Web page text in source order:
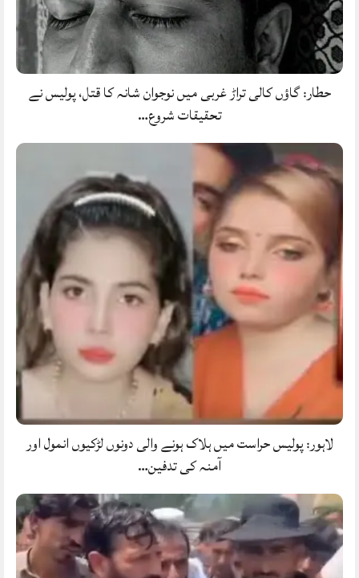
حطار: گاؤں کالی تراڑ غربی میں نوجوان شانہ کا قتل، پولیس نے
تحقیقات شروع…
لاہور: پولیس حراست میں ہلاک ہونے والی دونوں لڑکیوں انمول اور
آمنہ کی تدفین…